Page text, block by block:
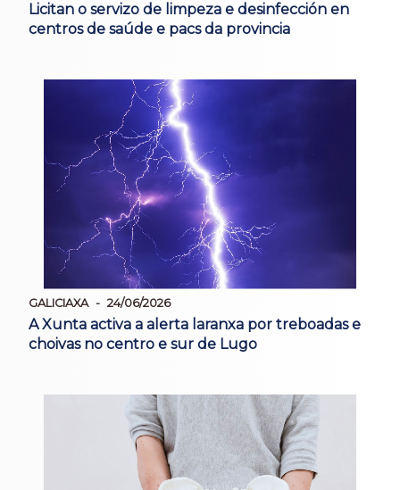
Licitan o servizo de limpeza e desinfección en
centros de saúde e pacs da provincia
GALICIAXA 24/06/2026
A Xunta activa a alerta laranxa por treboadas e
choivas no centro e sur de Lugo